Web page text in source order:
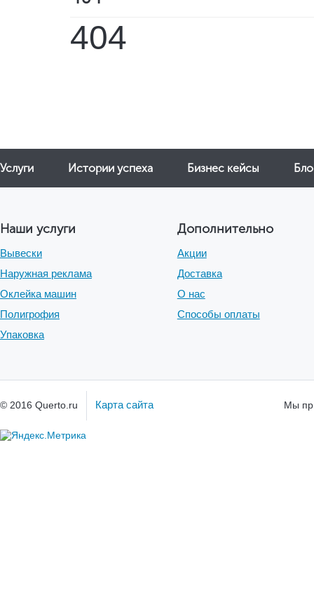
Услуги Истории успеха Бизнес кейсы
Наши услуги
Вывески
Наружная реклама
Оклейка машин
Полигрофия
Упаковка
Дополнительно
Акции
Доставка
О нас
Способы оплаты
© 2016 Querto.ru Карта сайта Мы